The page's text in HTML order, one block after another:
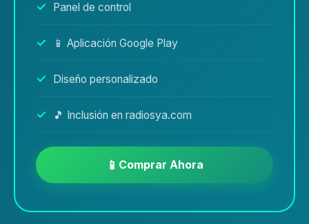
Panel de control
📱 Aplicación Google Play
Diseño personalizado
🎵 Inclusión en radiosya.com
Comprar Ahora